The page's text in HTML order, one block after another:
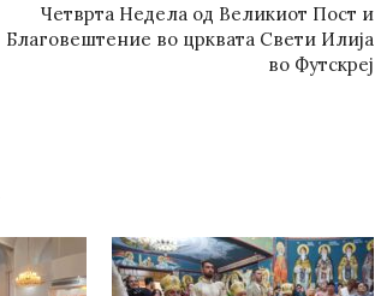
Четврта Недела од Великиот Пост и
Благовештение во црквата Свети Илија
во Футскреј